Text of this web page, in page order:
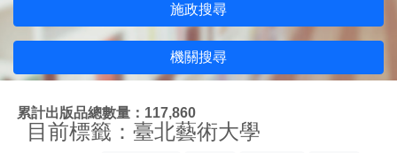
施政搜尋
機關搜尋
累計出版品總數量：117,860
目前標籤：臺北藝術大學